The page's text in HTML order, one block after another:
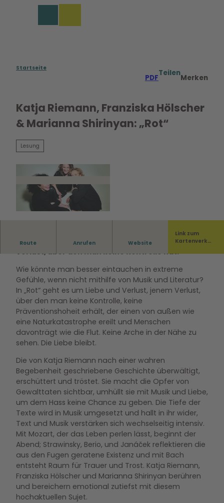
Startseite
PDF
Teilen
Merken
Katja Riemann, Franziska Hölscher
& Marianna Shirinyan: „Rot“
Lesung
Route Anrufen Website
Link zum
Kartenverka
In „Rot“ geht es um Liebe und Verlust, jenem
Verlust, über den man keine Kontrolle hat.
Wie könnte man besser eintauchen in extreme
Gefühle, wenn nicht mithilfe von Musik und Literatur?
In „Rot“ geht es um Liebe und Verlust, jenem Verlust,
über den man keine Kontrolle, keine
Präventionshoheit erhält, der einen von außen wie
eine Naturkatastrophe ereilt und Menschen
davonträgt wie die Flut. Keine Arche in der Nähe zu
sehen. Die Liebe bleibt.
Die von Katja Riemann nach einer wahren
Begebenheit geschriebene Geschichte überwältigt,
erschüttert und tröstet. Sie macht die Opfer von
Gewalttaten sichtbar, umhüllt sie mit Musik und Liebe,
um dem Hass keine Chance zu geben. Die Tiefe der
Texte wird in Musik umgesetzt und hallt in ihr wider,
Text und Musik verstärken sich wechselseitig intensiv.
Mit Mozart, der das Leben perlen lässt, beginnt der
Abend; Strawinsky, Berio, und Janáček reflektieren die
aus den Fugen geratene Existenz und mit Bach
entsteht Raum für Trauer und Trost. Katja Riemann,
Franziska Hölscher und Marianna Shirinyan berühren
und bereichern emotional zutiefst mit diesem
hochaktuellen Sujet.